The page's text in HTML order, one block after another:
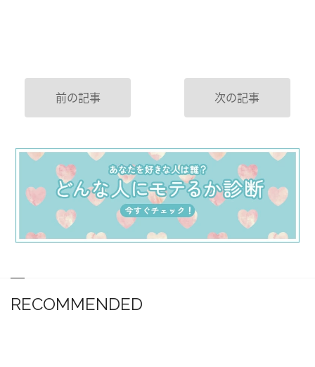
前の記事 次の記事
RECOMMENDED